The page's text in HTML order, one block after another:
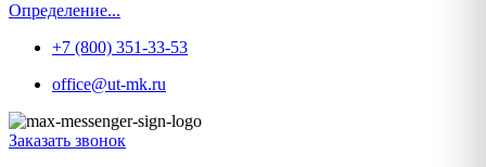
Определение...
+7 (800) 351-33-53
office@ut-mk.ru
Заказать звонок